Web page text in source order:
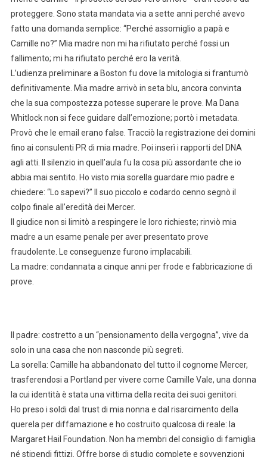
proteggere. Sono stata mandata via a sette anni perché avevo
fatto una domanda semplice: “Perché assomiglio a papà e
Camille no?” Mia madre non mi ha rifiutato perché fossi un
fallimento; mi ha rifiutato perché ero la verità.
L’udienza preliminare a Boston fu dove la mitologia si frantumò
definitivamente. Mia madre arrivò in seta blu, ancora convinta
che la sua compostezza potesse superare le prove. Ma Dana
Whitlock non si fece guidare dall’emozione; portò i metadata.
Provò che le email erano false. Tracciò la registrazione dei domini
fino ai consulenti PR di mia madre. Poi inserì i rapporti del DNA
agli atti. Il silenzio in quell’aula fu la cosa più assordante che io
abbia mai sentito. Ho visto mia sorella guardare mio padre e
chiedere: “Lo sapevi?” Il suo piccolo e codardo cenno segnò il
colpo finale all’eredità dei Mercer.
Il giudice non si limitò a respingere le loro richieste; rinviò mia
madre a un esame penale per aver presentato prove
fraudolente. Le conseguenze furono implacabili.
La madre: condannata a cinque anni per frode e fabbricazione di
prove.
Il padre: costretto a un “pensionamento della vergogna”, vive da
solo in una casa che non nasconde più segreti.
La sorella: Camille ha abbandonato del tutto il cognome Mercer,
trasferendosi a Portland per vivere come Camille Vale, una donna
la cui identità è stata una vittima della recita dei suoi genitori.
Ho preso i soldi dal trust di mia nonna e dal risarcimento della
querela per diffamazione e ho costruito qualcosa di reale: la
Margaret Hail Foundation. Non ha membri del consiglio di famiglia
né stipendi fittizi. Offre borse di studio complete e sovvenzioni